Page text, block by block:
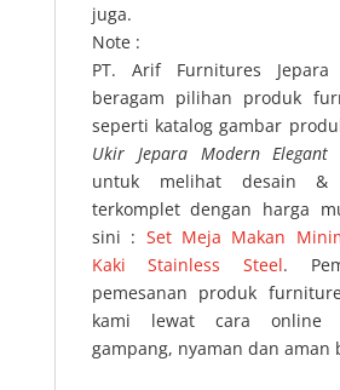
juga.
Note :
PT. Arif Furnitures Jepara
beragam pilihan produk
seperti katalog gambar
Ukir Jepara Modern Elegant
untuk melihat desain
terkomplet dengan harga
sini : Set Meja Makan
Kaki Stainless Steel.
pemesanan produk
kami lewat cara online
gampang, nyaman dan aman